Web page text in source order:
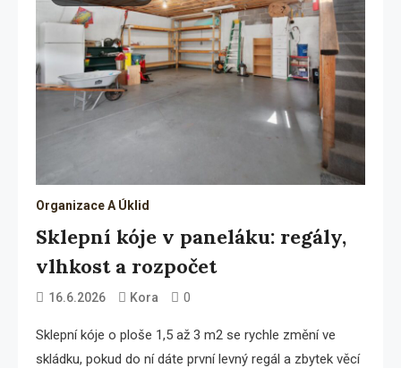
Organizace A Úklid
Sklepní kóje v paneláku: regály,
vlhkost a rozpočet
16.6.2026 Kora 0
Sklepní kóje o ploše 1,5 až 3 m2 se rychle změní ve
skládku, pokud do ní dáte první levný regál a zbytek věcí